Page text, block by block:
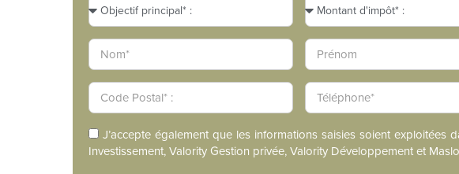
J’accepte également que les informations saisies soient
Investissement, Valority Gestion privée, Valority Développement et